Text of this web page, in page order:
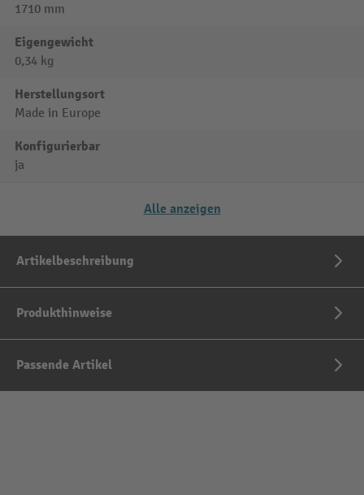
1710 mm
Eigengewicht
0,34 kg
Herstellungsort
Made in Europe
Konfigurierbar
ja
Alle anzeigen
Artikelbeschreibung
Produkthinweise
Passende Artikel